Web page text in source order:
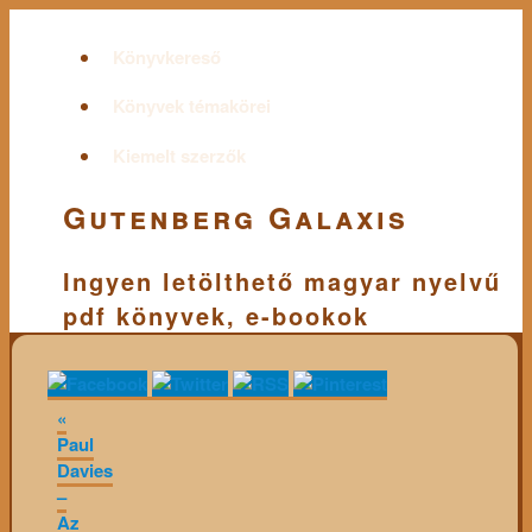
Könyvkereső
Könyvek témakörei
Kiemelt szerzők
Gutenberg Galaxis
Ingyen letölthető magyar nyelvű
pdf könyvek, e-bookok
«
Paul
Davies
–
Az